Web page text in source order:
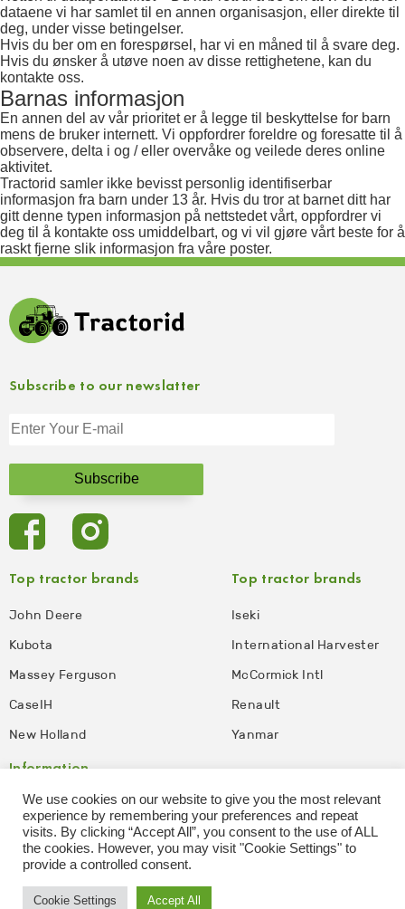
dataene vi har samlet til en annen organisasjon, eller direkte til
deg, under visse betingelser.
Hvis du ber om en forespørsel, har vi en måned til å svare deg.
Hvis du ønsker å utøve noen av disse rettighetene, kan du
kontakte oss.
Barnas informasjon
En annen del av vår prioritet er å legge til beskyttelse for barn
mens de bruker internett. Vi oppfordrer foreldre og foresatte til å
observere, delta i og / eller overvåke og veilede deres online
aktivitet.
Tractorid samler ikke bevisst personlig identifiserbar
informasjon fra barn under 13 år. Hvis du tror at barnet ditt har
gitt denne typen informasjon på nettstedet vårt, oppfordrer vi
deg til å kontakte oss umiddelbart, og vi vil gjøre vårt beste for å
raskt fjerne slik informasjon fra våre poster.
Top tractor brands
John Deere
Kubota
Massey Ferguson
CaseIH
New Holland
Top tractor brands
Iseki
International Harvester
McCormick Intl
Renault
Yanmar
Information
Ansvarsfraskrivelse
Personvernregler
Vilkår og betingelser for
bruk
Affiliate Disclosure
Subscribe to our newslatter
We use cookies on our website to give you the most relevant
experience by remembering your preferences and repeat
visits. By clicking “Accept All”, you consent to the use of ALL
the cookies. However, you may visit "Cookie Settings" to
provide a controlled consent.
Cookie Settings Accept All